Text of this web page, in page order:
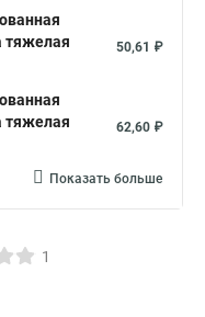
тяжелая
50,61 ₽
тяжелая
62,60 ₽
Показать больше
1